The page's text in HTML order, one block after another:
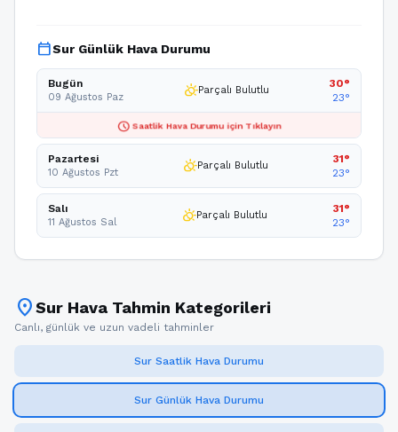
calendar_todaySur Günlük Hava Durumu
Bugün
09 Ağustos Paz partly_cloudy_dayParçalı Bulutlu
30°
23°
schedule Saatlik Hava Durumu için Tıklayın
Pazartesi
10 Ağustos Pzt partly_cloudy_dayParçalı Bulutlu
31°
23°
Salı
11 Ağustos Sal partly_cloudy_dayParçalı Bulutlu
31°
23°
location_onSur Hava Tahmin Kategorileri
Canlı, günlük ve uzun vadeli tahminler
Sur Saatlik Hava Durumu
Sur Günlük Hava Durumu